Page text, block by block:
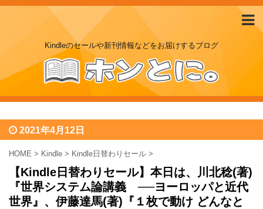
Kindleのセールや新刊情報などをお届けするブログ
2021年4月12日
HOME > Kindle > Kindle日替わりセール >
【Kindle日替わりセール】本日は、川北稔(著)
『世界システム論講義 ──ヨーロッパと近代
世界』、伊藤達馬(著)『１枚で動け どんなと